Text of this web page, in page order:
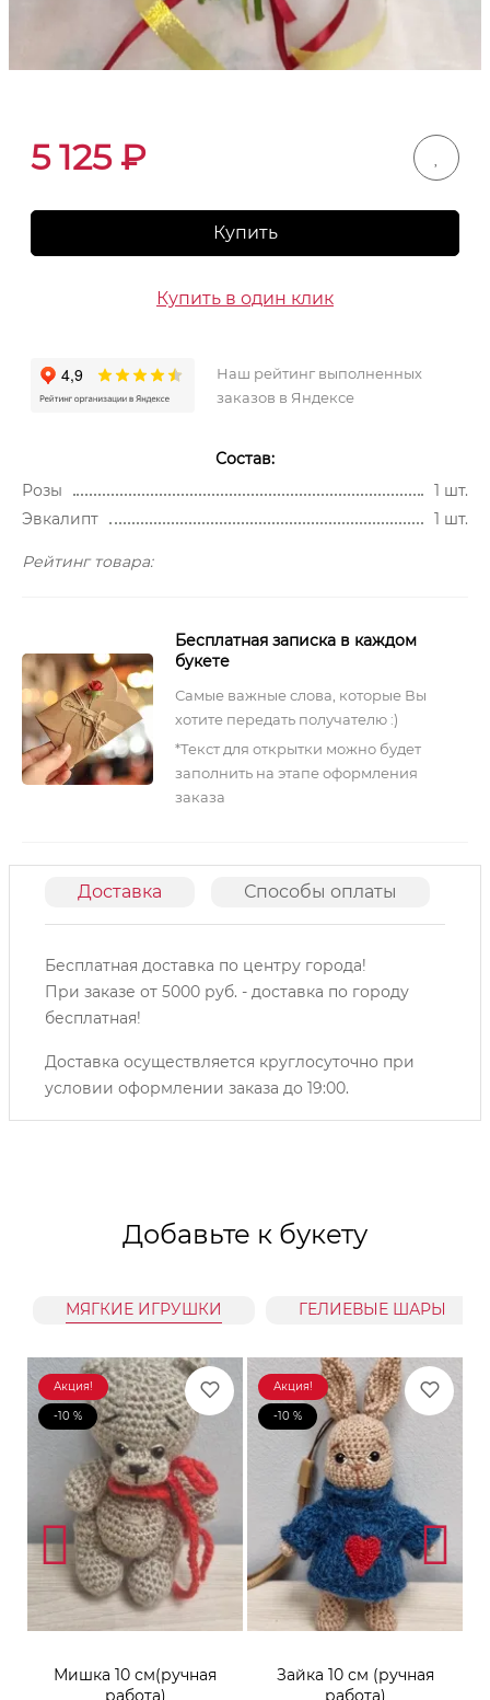
5 125₽
Купить
Купить в один клик
Наш рейтинг выполненных
заказов в Яндексе
Состав:
Розы
1 шт.
Эвкалипт
1 шт.
Рейтинг товара:
Бесплатная записка в каждом
букете
Самые важные слова, которые Вы
хотите передать получателю :)
*Текст для открытки можно будет
заполнить на этапе оформления
заказа
Доставка Способы оплаты
Бесплатная доставка по центру города!
При заказе от 5000 руб. - доставка по городу
бесплатная!
Доставка осуществляется круглосуточно при
условии оформлении заказа до 19:00.
Добавьте к букету
МЯГКИЕ ИГРУШКИ ГЕЛИЕВЫЕ ШАРЫ
Акция!
-10 %
Мишка 10 см(ручная
работа)
Акция!
-10 %
Зайка 10 см (ручная
работа)